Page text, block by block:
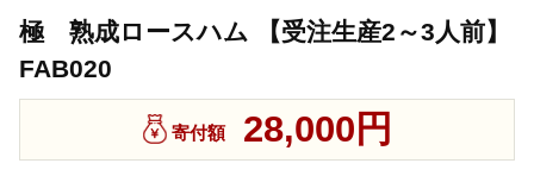
極 熟成ロースハム 【受注生産2～3人前】
FAB020
寄付額 28,000円